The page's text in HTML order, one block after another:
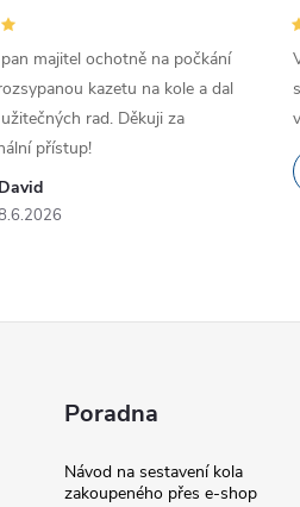
David
majitel ochotně na počkání
kazetu na kole a dal
rad. Děkuji za
přístup!
Poradna
Návod na sestavení kola
zakoupeného přes e-shop